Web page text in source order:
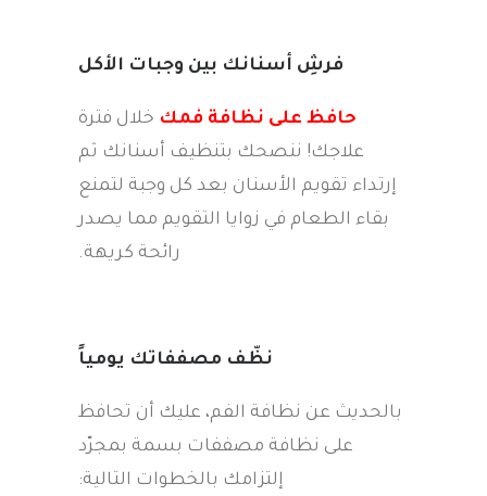
فرشِ أسنانك بين وجبات الأكل
حافظ على نظافة فمك خلال فترة
علاجك! ننصحك بتنظيف أسنانك ثم
إرتداء تقويم الأسنان بعد كل وجبة لتمنع
بقاء الطعام في زوايا التقويم مما يصدر
رائحة كريهة.
نظّف مصففاتك يومياً
بالحديث عن نظافة الفم، عليك أن تحافظ
على نظافة مصففات بسمة بمجرّد
إلتزامك بالخطوات التالية: